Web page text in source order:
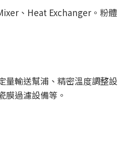
、Heat Exchanger。粉體
量輸送幫浦、精密溫度調整設
膜過濾設備等。